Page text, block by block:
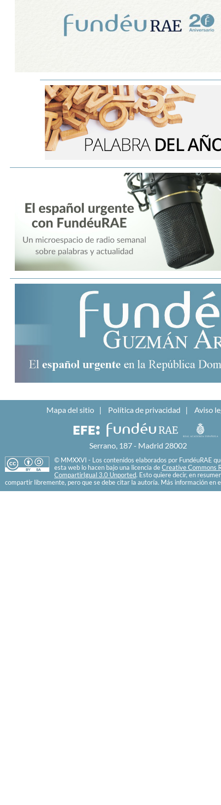
Mapa del sitio Política de privacidad Aviso
Serrano, 187 - Madrid 28002
© MMXXVI - Los contenidos elaborados por FundéuRAE
esta web lo hacen bajo una licencia de Creative Commons
CompartirIgual 3.0 Unported. Esto quiere decir, en
compartir libremente, pero que se debe citar la autoría. Más información en